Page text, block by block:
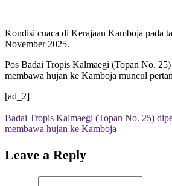
Kondisi cuaca di Kerajaan Kamboja pada
November 2025.
Pos Badai Tropis Kalmaegi (Topan No.
membawa hujan ke Kamboja muncul
[ad_2]
Badai Tropis Kalmaegi (Topan No. 25)
membawa hujan ke Kamboja
Leave a Reply